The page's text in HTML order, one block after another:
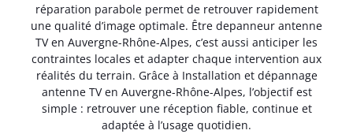
réparation parabole permet de retrouver rapidement
une qualité d’image optimale. Être depanneur antenne
TV en Auvergne-Rhône-Alpes, c’est aussi anticiper les
contraintes locales et adapter chaque intervention aux
réalités du terrain. Grâce à Installation et dépannage
antenne TV en Auvergne-Rhône-Alpes, l’objectif est
simple : retrouver une réception fiable, continue et
adaptée à l’usage quotidien.